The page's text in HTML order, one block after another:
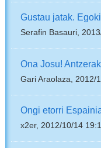
Gustau jatak.
Serafin Basauri,
Ona Josu!
Gari Araolaza, 2012/
Ongi etorri
x2er, 2012/10/14